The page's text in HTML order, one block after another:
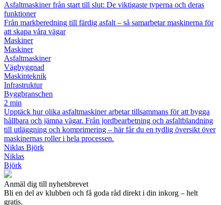
Asfaltmaskiner från start till slut: De viktigaste typerna och deras
funktioner
Från markberedning till färdig asfalt – så samarbetar maskinerna för
att skapa våra vägar
Maskiner
Maskiner
Asfaltmaskiner
Vägbyggnad
Maskinteknik
Infrastruktur
Byggbranschen
2 min
Upptäck hur olika asfaltmaskiner arbetar tillsammans för att bygga
hållbara och jämna vägar. Från jordbearbetning och asfaltblandning
till utläggning och komprimering – här får du en tydlig översikt över
maskinernas roller i hela processen.
Niklas Björk
Niklas
Björk
Anmäl dig till nyhetsbrevet
Bli en del av klubben och få goda råd direkt i din inkorg – helt
gratis.